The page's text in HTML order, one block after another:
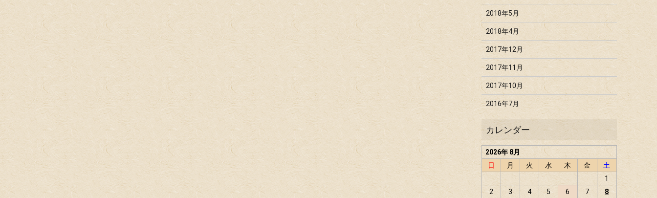
2018年5月
2018年4月
2017年12月
2017年11月
2017年10月
2016年7月
2026年 8月
日
月 火 水 木 金
土
1
2
3 4 5 6 7
8